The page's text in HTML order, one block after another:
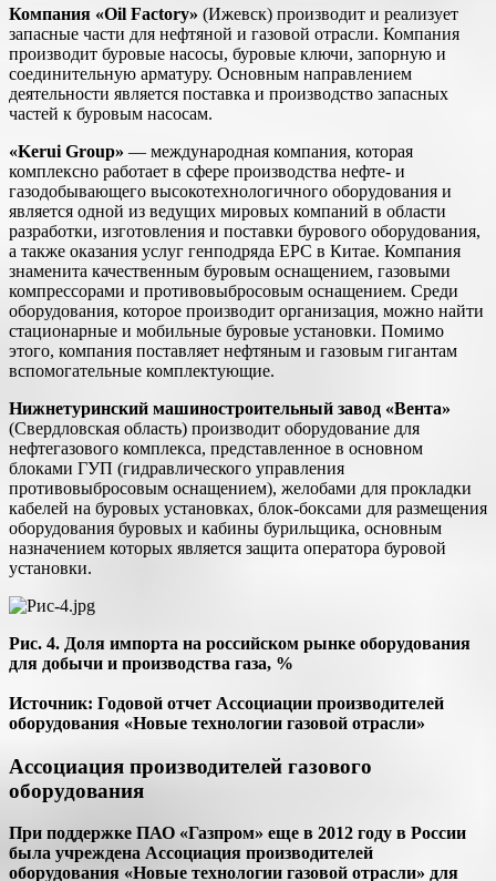
Компания «Oil Factory» (Ижевск) производит и реализует
запасные части для нефтяной и газовой отрасли. Компания
производит буровые насосы, буровые ключи, запорную и
соединительную арматуру. Основным направлением
деятельности является поставка и производство запасных
частей к буровым насосам.
«Kerui Group» — международная компания, которая
комплексно работает в сфере производства нефте- и
газодобывающего высокотехнологичного оборудования и
является одной из ведущих мировых компаний в области
разработки, изготовления и поставки бурового оборудования,
а также оказания услуг генподряда ЕРС в Китае. Компания
знаменита качественным буровым оснащением, газовыми
компрессорами и противовыбросовым оснащением. Среди
оборудования, которое производит организация, можно найти
стационарные и мобильные буровые установки. Помимо
этого, компания поставляет нефтяным и газовым гигантам
вспомогательные комплектующие.
Нижнетуринский машиностроительный завод «Вента»
(Свердловская область) производит оборудование для
нефтегазового комплекса, представленное в основном
блоками ГУП (гидравлического управления
противовыбросовым оснащением), желобами для прокладки
кабелей на буровых установках, блок-боксами для размещения
оборудования буровых и кабины бурильщика, основным
назначением которых является защита оператора буровой
установки.
Рис. 4. Доля импорта на российском рынке оборудования
для добычи и производства газа, %
Источник: Годовой отчет Ассоциации производителей
оборудования «Новые технологии газовой отрасли»
Ассоциация производителей газового
оборудования
При поддержке ПАО «Газпром» еще в 2012 году в России
была учреждена Ассоциация производителей
оборудования «Новые технологии газовой отрасли» для